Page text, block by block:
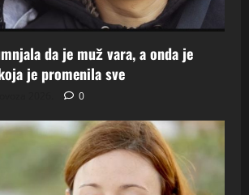
da je muž vara, a onda je
je promenila sve
0